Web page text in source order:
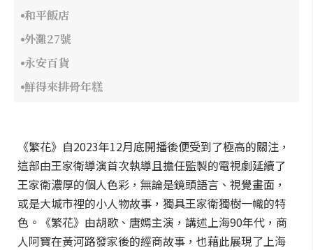
和平飯店
外灘27號
永安百貨
鮮得來排骨年糕
《繁花》自2023年12月底開播後便受到了極高的關注，
這部由王家衛導演首次執導且擔任監製的電視劇延續了
王家衛濃厚的個人色彩，無論是鏡頭語言、視覺畫面，
或是大城市裡的小人物故事，獨具王家衛獨樹一幟的特
色。《繁花》由胡歌、唐嫣主演，講述上海90年代，商
人阿寶在黃河路發家後的經商故事，也藉此展現了上海